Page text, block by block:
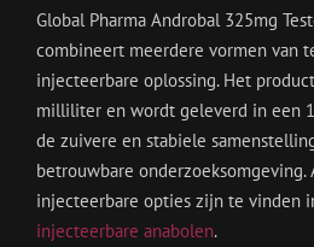
Global Pharma Androbal 325mg
combineert meerdere vormen van
injecteerbare oplossing. Het
milliliter en wordt geleverd in een
de zuivere en stabiele
betrouwbare onderzoeksomgeving.
injecteerbare opties zijn te vinden
injecteerbare anabolen.